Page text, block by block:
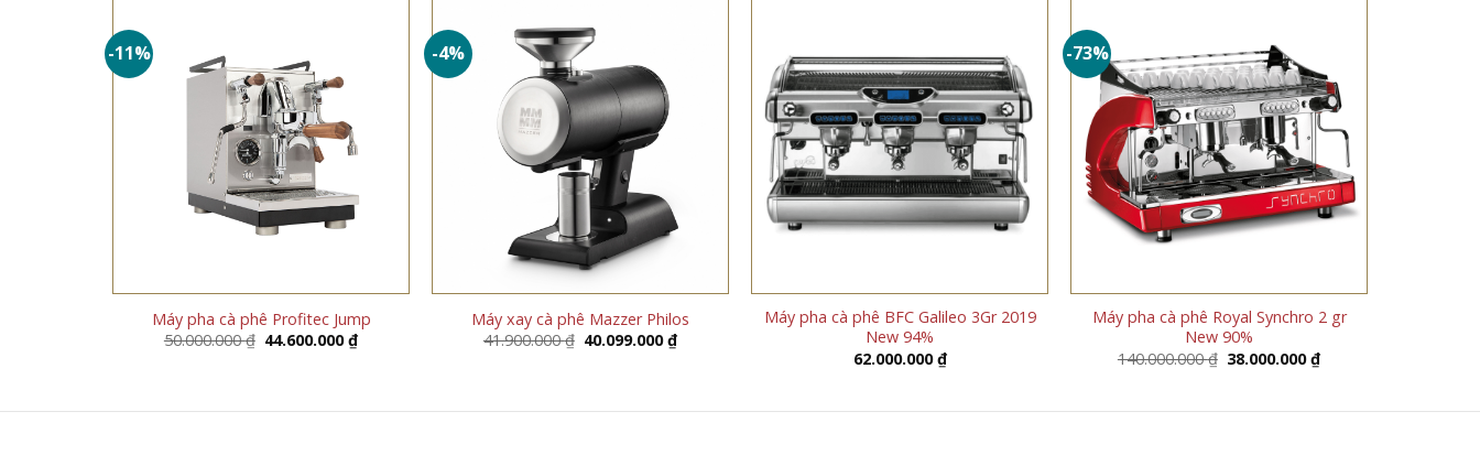
-11%
Máy pha cà phê Profitec Jump
50.000.000₫ Giá
44.600.000₫Giá
-4%
Máy xay cà phê Mazzer Philos
41.900.000₫ Giá
40.099.000₫Giá
Máy pha cà phê BFC Galileo 3Gr 2019
New 94%
62.000.000₫
-73%
Máy pha cà phê Royal Synchro 2 gr
New 90%
140.000.000₫ Giá
38.000.000₫Giá
38.000.000 ₫.